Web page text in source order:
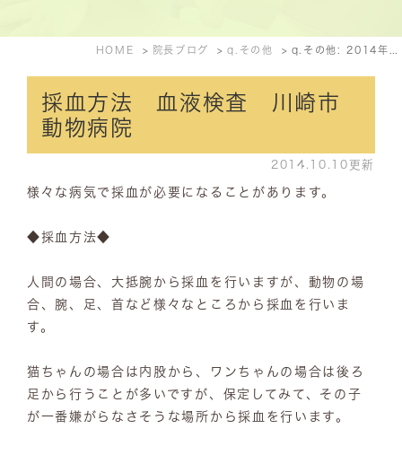
HOME 院長ブログ q.その他
採血方法 血液検査 川崎市
動物病院
2014.10.10更新
様々な病気で採血が必要になることがあります。
◆採血方法◆
人間の場合、大抵腕から採血を行いますが、動物の場
合、腕、足、首など様々なところから採血を行いま
す。
猫ちゃんの場合は内股から、ワンちゃんの場合は後ろ
足から行うことが多いですが、保定してみて、その子
が一番嫌がらなさそうな場所から採血を行います。